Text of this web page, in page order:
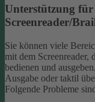
Unterstützung für
Screenreader/
Sie können viele
mit dem Screenreader,
bedienen und
Ausgabe oder taktil
Folgende Probleme